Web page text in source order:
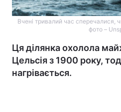
Вчені тривалий час сперечалися,
фото –
Ця ділянка охолола
Цельсія з 1900 року,
нагрівається.